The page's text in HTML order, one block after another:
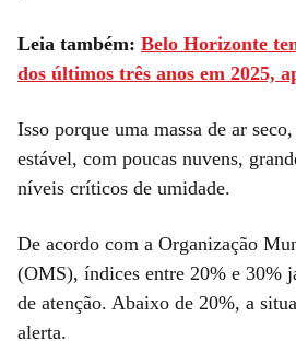
Leia também: Belo Horizonte
dos últimos três anos em 2025,
Isso porque uma massa de ar
estável, com poucas nuvens,
níveis críticos de umidade.
De acordo com a Organização
(OMS), índices entre 20% e 30%
de atenção. Abaixo de 20%, a
alerta.